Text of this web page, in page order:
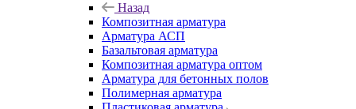
Назад
Композитная арматура
Арматура АСП
Базальтовая арматура
Композитная арматура оптом
Арматура для бетонных полов
Полимерная арматура